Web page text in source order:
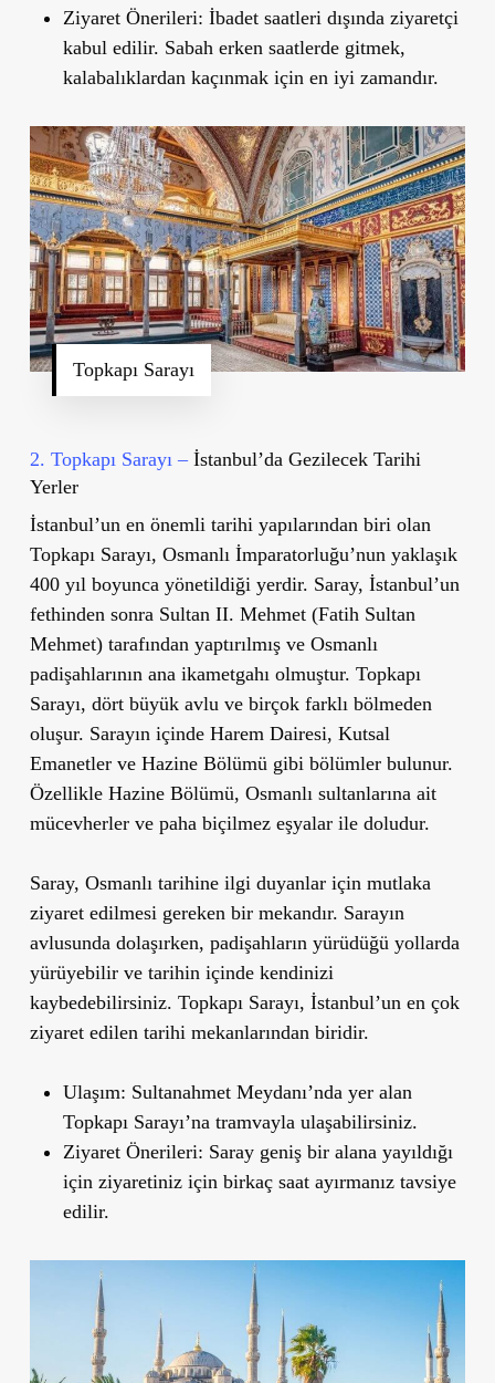
Ziyaret Önerileri: İbadet saatleri dışında ziyaretçi
kabul edilir. Sabah erken saatlerde gitmek,
kalabalıklardan kaçınmak için en iyi zamandır.
Topkapı Sarayı
2. Topkapı Sarayı – İstanbul’da Gezilecek Tarihi
Yerler
İstanbul’un en önemli tarihi yapılarından biri olan
Topkapı Sarayı, Osmanlı İmparatorluğu’nun yaklaşık
400 yıl boyunca yönetildiği yerdir. Saray, İstanbul’un
fethinden sonra Sultan II. Mehmet (Fatih Sultan
Mehmet) tarafından yaptırılmış ve Osmanlı
padişahlarının ana ikametgahı olmuştur. Topkapı
Sarayı, dört büyük avlu ve birçok farklı bölmeden
oluşur. Sarayın içinde Harem Dairesi, Kutsal
Emanetler ve Hazine Bölümü gibi bölümler bulunur.
Özellikle Hazine Bölümü, Osmanlı sultanlarına ait
mücevherler ve paha biçilmez eşyalar ile doludur.
Saray, Osmanlı tarihine ilgi duyanlar için mutlaka
ziyaret edilmesi gereken bir mekandır. Sarayın
avlusunda dolaşırken, padişahların yürüdüğü yollarda
yürüyebilir ve tarihin içinde kendinizi
kaybedebilirsiniz. Topkapı Sarayı, İstanbul’un en çok
ziyaret edilen tarihi mekanlarından biridir.
Ulaşım: Sultanahmet Meydanı’nda yer alan
Topkapı Sarayı’na tramvayla ulaşabilirsiniz.
Ziyaret Önerileri: Saray geniş bir alana yayıldığı
için ziyaretiniz için birkaç saat ayırmanız tavsiye
edilir.